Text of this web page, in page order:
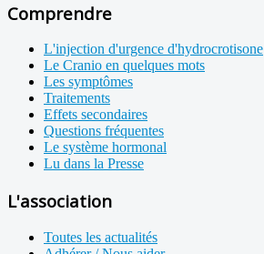
Comprendre
L'injection d'urgence d'hydrocrotisone
Le Cranio en quelques mots
Les symptômes
Traitements
Effets secondaires
Questions fréquentes
Le système hormonal
Lu dans la Presse
L'association
Toutes les actualités